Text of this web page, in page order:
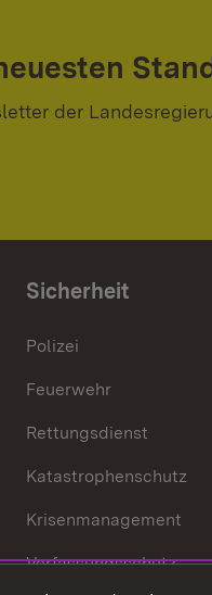
der
Sicherheit
Polizei
Feuerwehr
Rettungsdienst
Katastrophenschutz
Krisenmanagement
Verfassungsschutz